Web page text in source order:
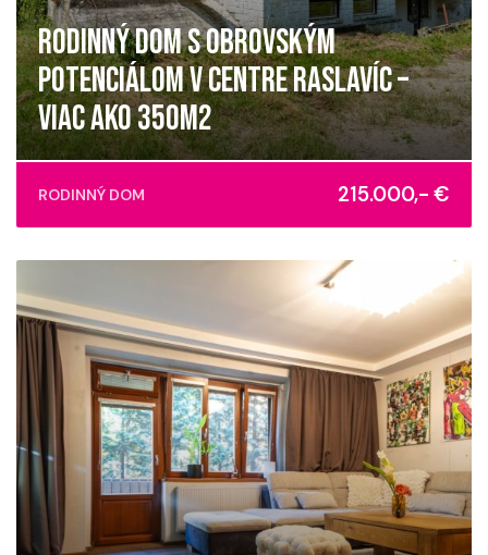
RODINNÝ DOM S OBROVSKÝM
POTENCIÁLOM V CENTRE RASLAVÍC –
VIAC AKO 350M2
Raslavice
RODINNÝ DOM 215.000,- €